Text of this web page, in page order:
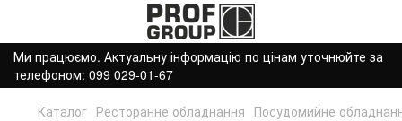
Ми працюємо. Актуальну інформацію по цінам уточнюйте за
телефоном: 099 029-01-67
Каталог Ресторанне обладнання Посудомийне